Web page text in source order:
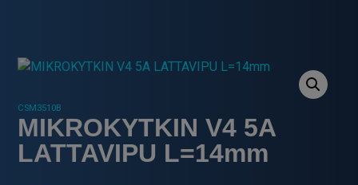
CSM3510B
MIKROKYTKIN V4 5A
LATTAVIPU L=14mm